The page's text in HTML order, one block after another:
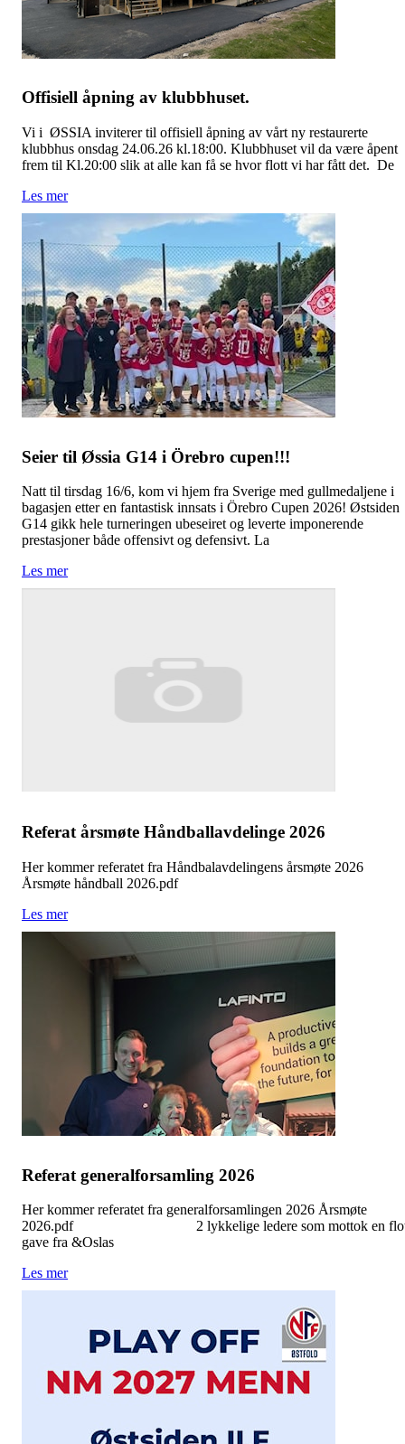
Offisiell åpning av klubbhuset.
Vi i ØSSIA inviterer til offisiell åpning av vårt ny restaurerte
klubbhus onsdag 24.06.26 kl.18:00. Klubbhuset vil da være åpent
frem til Kl.20:00 slik at alle kan få se hvor flott vi har fått det. De
Les mer
Seier til Øssia G14 i Örebro cupen!!!
Natt til tirsdag 16/6, kom vi hjem fra Sverige med gullmedaljene i
bagasjen etter en fantastisk innsats i Örebro Cupen 2026! Østsiden
G14 gikk hele turneringen ubeseiret og leverte imponerende
prestasjoner både offensivt og defensivt. La
Les mer
Referat årsmøte Håndballavdelinge 2026
Her kommer referatet fra Håndbalavdelingens årsmøte 2026
Årsmøte håndball 2026.pdf
Les mer
Referat generalforsamling 2026
Her kommer referatet fra generalforsamlingen 2026 Årsmøte
2026.pdf 2 lykkelige ledere som mottok en
gave fra &Oslas
Les mer